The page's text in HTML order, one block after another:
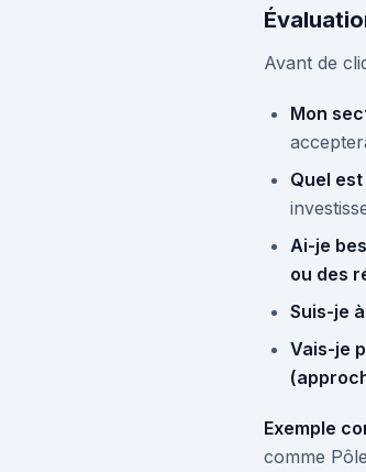
Avant de
Mon
Quel
Ai-je
ou des
Suis-je
Vais-je
Exemple
comme